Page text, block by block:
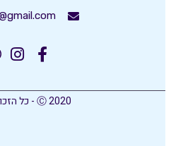
Ⓒ 2020 - כל הזכויות שמורות